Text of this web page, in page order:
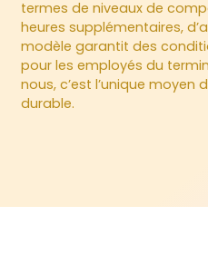
termes de niveaux de
heures supplémentaires,
modèle garantit des
pour les employés du
nous, c’est l’unique moyen
durable.